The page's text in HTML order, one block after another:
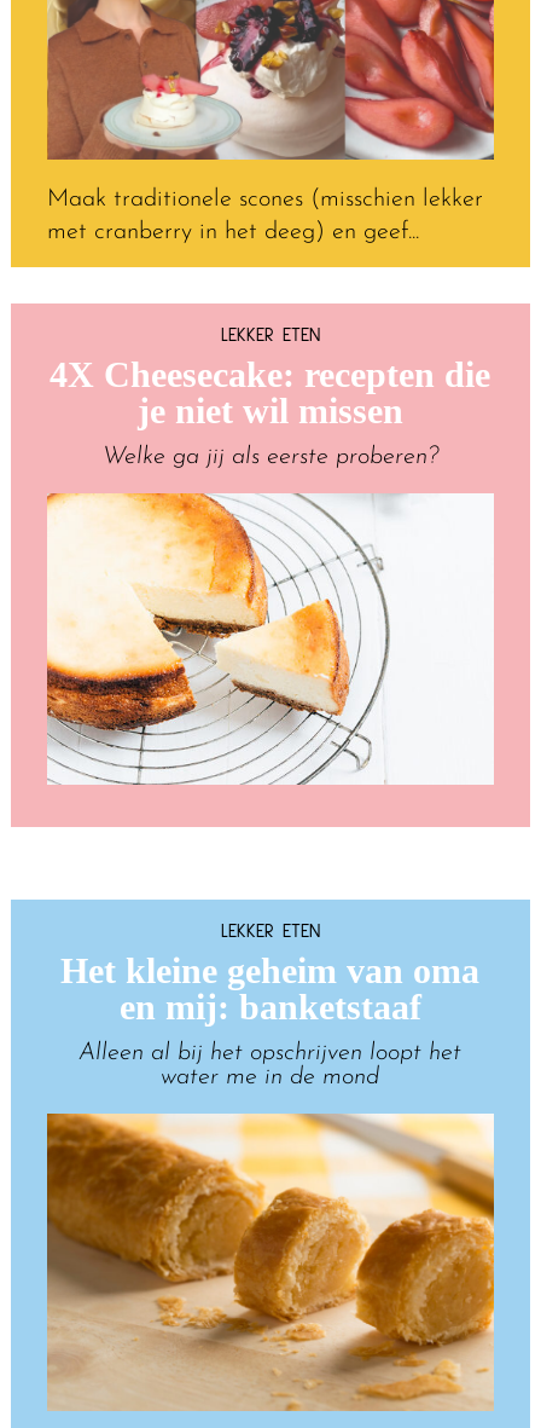
Maak traditionele scones (misschien lekker
met cranberry in het deeg) en geef...
LEKKER ETEN
4X Cheesecake: recepten die
je niet wil missen
Welke ga jij als eerste proberen?
LEKKER ETEN
Het kleine geheim van oma
en mij: banketstaaf
Alleen al bij het opschrijven loopt het
water me in de mond